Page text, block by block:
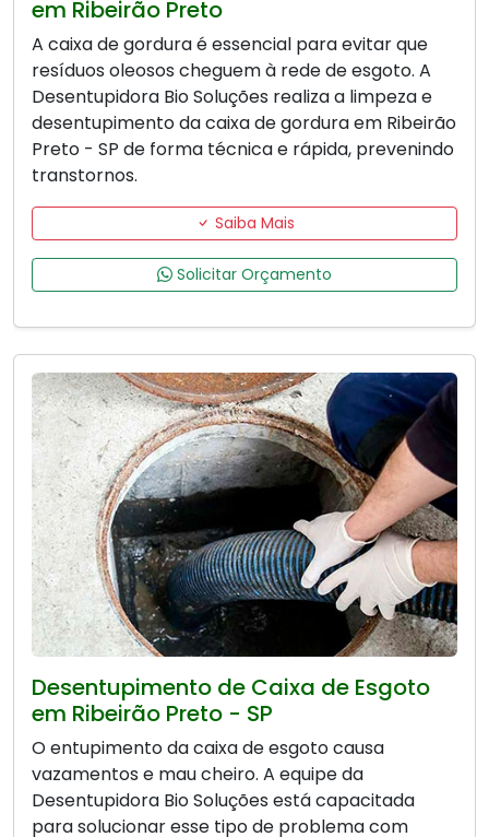
em Ribeirão Preto
A caixa de gordura é essencial para evitar que
resíduos oleosos cheguem à rede de esgoto. A
Desentupidora Bio Soluções realiza a limpeza e
desentupimento da caixa de gordura em Ribeirão
Preto - SP de forma técnica e rápida, prevenindo
transtornos.
Saiba Mais
Solicitar Orçamento
Desentupimento de Caixa de Esgoto
em Ribeirão Preto - SP
O entupimento da caixa de esgoto causa
vazamentos e mau cheiro. A equipe da
Desentupidora Bio Soluções está capacitada
para solucionar esse tipo de problema com